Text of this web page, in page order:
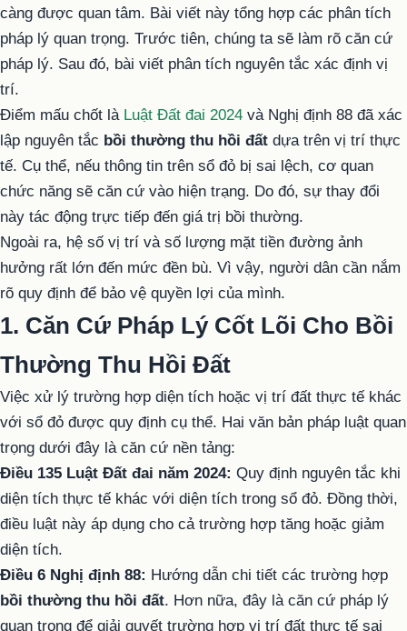
càng được quan tâm. Bài viết này tổng hợp các phân tích
pháp lý quan trọng. Trước tiên, chúng ta sẽ làm rõ căn cứ
pháp lý. Sau đó, bài viết phân tích nguyên tắc xác định vị
trí.
Điểm mấu chốt là Luật Đất đai 2024 và Nghị định 88 đã xác
lập nguyên tắc bồi thường thu hồi đất dựa trên vị trí thực
tế. Cụ thể, nếu thông tin trên sổ đỏ bị sai lệch, cơ quan
chức năng sẽ căn cứ vào hiện trạng. Do đó, sự thay đổi
này tác động trực tiếp đến giá trị bồi thường.
Ngoài ra, hệ số vị trí và số lượng mặt tiền đường ảnh
hưởng rất lớn đến mức đền bù. Vì vậy, người dân cần nắm
rõ quy định để bảo vệ quyền lợi của mình.
1. Căn Cứ Pháp Lý Cốt Lõi Cho Bồi
Thường Thu Hồi Đất
Việc xử lý trường hợp diện tích hoặc vị trí đất thực tế khác
với sổ đỏ được quy định cụ thể. Hai văn bản pháp luật quan
trọng dưới đây là căn cứ nền tảng:
Điều 135 Luật Đất đai năm 2024: Quy định nguyên tắc khi
diện tích thực tế khác với diện tích trong sổ đỏ. Đồng thời,
điều luật này áp dụng cho cả trường hợp tăng hoặc giảm
diện tích.
Điều 6 Nghị định 88: Hướng dẫn chi tiết các trường hợp
bồi thường thu hồi đất. Hơn nữa, đây là căn cứ pháp lý
quan trọng để giải quyết trường hợp vị trí đất thực tế sai